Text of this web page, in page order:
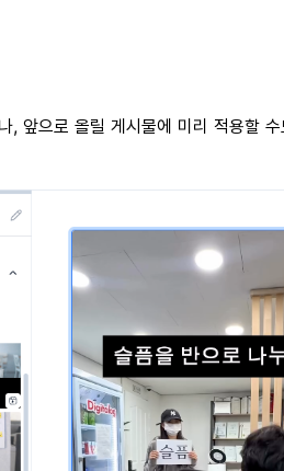
앞으로 올릴 게시물에 미리 적용할